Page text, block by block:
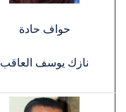
حواف حادة
نازك يوسف العاقب